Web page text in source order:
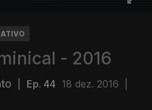
- 2016
Ep. 44 18 dez. 2016